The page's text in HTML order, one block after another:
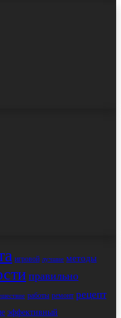
игровой лучшие методы
правильно
работы ремонт рецепт
эффективный